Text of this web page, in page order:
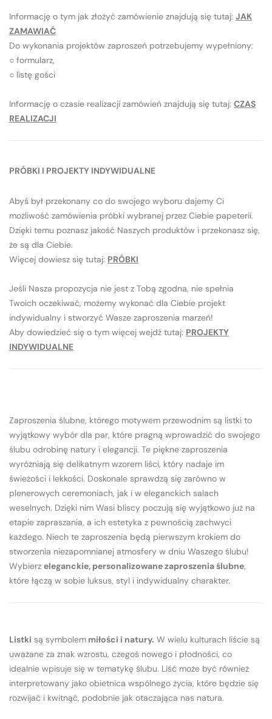
Informację o tym jak złożyć zamówienie znajdują się tutaj: JAK
ZAMAWIAĆ
Do wykonania projektów zaproszeń potrzebujemy wypełniony:
○ formularz,
○ listę gości
Informację o czasie realizacji zamówień znajdują się tutaj: CZAS
REALIZACJI
PRÓBKI I PROJEKTY INDYWIDUALNE
Abyś był przekonany co do swojego wyboru dajemy Ci
możliwość zamówienia próbki wybranej przez Ciebie papeterii.
Dzięki temu poznasz jakość Naszych produktów i przekonasz się,
że są dla Ciebie.
Więcej dowiesz się tutaj: PRÓBKI
Jeśli Nasza propozycja nie jest z Tobą zgodna, nie spełnia
Twoich oczekiwać, możemy wykonać dla Ciebie projekt
indywidualny i stworzyć Wasze zaproszenia marzeń!
Aby dowiedzieć się o tym więcej wejdź tutaj: PROJEKTY
INDYWIDUALNE
Zaproszenia ślubne, którego motywem przewodnim są listki to
wyjątkowy wybór dla par, które pragną wprowadzić do swojego
ślubu odrobinę natury i elegancji. Te piękne zaproszenia
wyróżniają się delikatnym wzorem liści, który nadaje im
świeżości i lekkości. Doskonale sprawdzą się zarówno w
plenerowych ceremoniach, jak i w eleganckich salach
weselnych. Dzięki nim Wasi bliscy poczują się wyjątkowo już na
etapie zapraszania, a ich estetyka z pewnością zachwyci
każdego. Niech te zaproszenia będą pierwszym krokiem do
stworzenia niezapomnianej atmosfery w dniu Waszego ślubu!
Wybierz eleganckie, personalizowane zaproszenia ślubne,
które łączą w sobie luksus, styl i indywidualny charakter.
Listki są symbolem miłości i natury. W wielu kulturach liście są
uważane za znak wzrostu, czegoś nowego i płodności, co
idealnie wpisuje się w tematykę ślubu. Liść może być również
interpretowany jako obietnica wspólnego życia, które będzie się
rozwijać i kwitnąć, podobnie jak otaczająca nas natura.